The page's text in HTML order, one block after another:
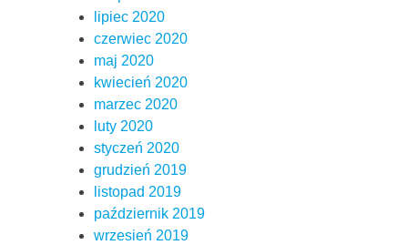
lipiec 2020
czerwiec 2020
maj 2020
kwiecień 2020
marzec 2020
luty 2020
styczeń 2020
grudzień 2019
listopad 2019
październik 2019
wrzesień 2019